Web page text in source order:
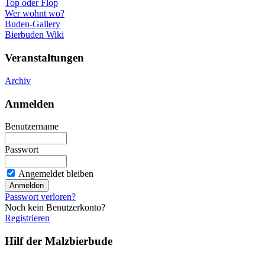
Top oder Flop
Wer wohnt wo?
Buden-Gallery
Bierbuden Wiki
Veranstaltungen
Archiv
Anmelden
Benutzername
Passwort
Angemeldet bleiben
Passwort verloren?
Noch kein Benutzerkonto?
Registrieren
Hilf der Malzbierbude